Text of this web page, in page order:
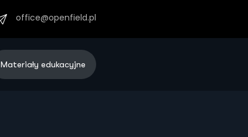
office@openfield.pl
Materiały edukacyjne